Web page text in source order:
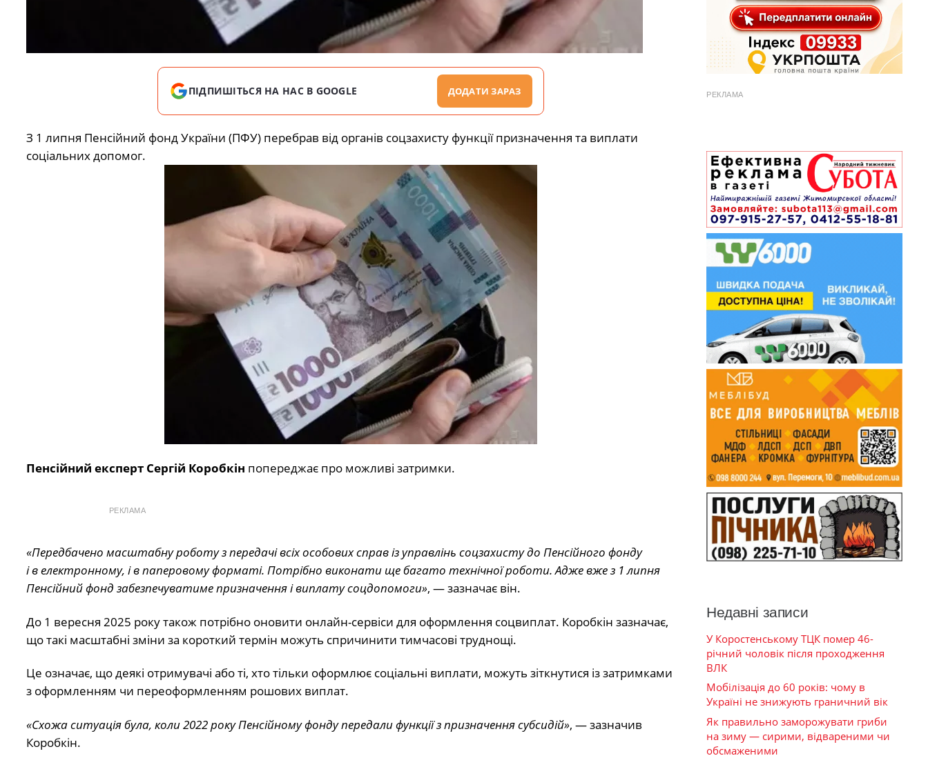
ПІДПИШІТЬСЯ НА НАС В GOOGLE ДОДАТИ ЗАРАЗ
З 1 липня Пенсійний фонд України (ПФУ) перебрав від органів соцзахисту функції призначення та виплати
соціальних допомог.
Пенсійний експерт Сергій Коробкін попереджає про можливі затримки.
РЕКЛАМА
«Передбачено масштабну роботу з передачі всіх особових справ із управлінь соцзахисту до Пенсійного фонду
і в електронному, і в паперовому форматі. Потрібно виконати ще багато технічної роботи. Адже вже з 1 липня
Пенсійний фонд забезпечуватиме призначення і виплату соцдопомоги», — зазначає він.
До 1 вересня 2025 року також потрібно оновити онлайн-сервіси для оформлення соцвиплат. Коробкін зазначає,
що такі масштабні зміни за короткий термін можуть спричинити тимчасові труднощі.
Це означає, що деякі отримувачі або ті, хто тільки оформлює соціальні виплати, можуть зіткнутися із затримками
з оформленням чи переоформленням рошових виплат.
«Схожа ситуація була, коли 2022 року Пенсійному фонду передали функції з призначення субсидій», — зазначив
Коробкін.
РЕКЛАМА
Недавні записи
У Коростенському ТЦК помер 46-
річний чоловік після проходження
ВЛК
Мобілізація до 60 років: чому в
Україні не знижують граничний вік
Як правильно заморожувати гриби
на зиму — сирими, відвареними чи
обсмаженими